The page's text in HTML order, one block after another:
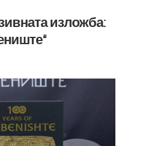
изложба: